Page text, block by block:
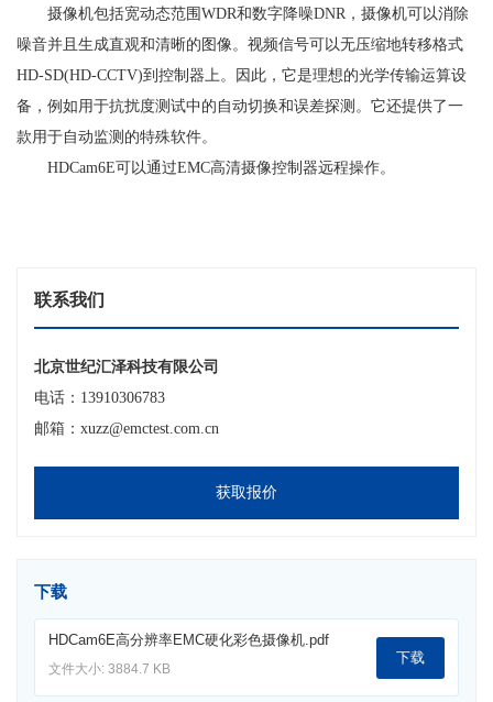
摄像机包括宽动态范围WDR和数字降噪DNR，摄像机可以消除
噪音并且生成直观和清晰的图像。视频信号可以无压缩地转移格式
HD-SD(HD-CCTV)到控制器上。因此，它是理想的光学传输运算设
备，例如用于抗扰度测试中的自动切换和误差探测。它还提供了一
款用于自动监测的特殊软件。
HDCam6E可以通过EMC高清摄像控制器远程操作。
联系我们
北京世纪汇泽科技有限公司
电话：13910306783
邮箱：xuzz@emctest.com.cn
获取报价
下载
HDCam6E高分辨率EMC硬化彩色摄像机.pdf
文件大小: 3884.7 KB
下载